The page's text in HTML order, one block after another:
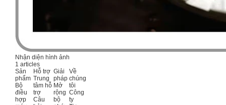
Nhận diện hình ảnh
1 articles
Sản
phẩm
Bộ
điều
hợp
Hỗ trợ
Trung
tâm hỗ
trợ
Câu
Giải
pháp
Mở
rộng
bộ
Về
chúng
tôi
Công
ty